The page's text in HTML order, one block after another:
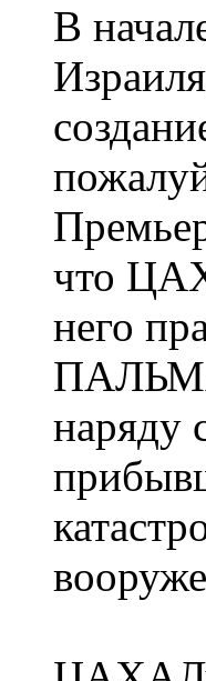
В
что
него
наряду